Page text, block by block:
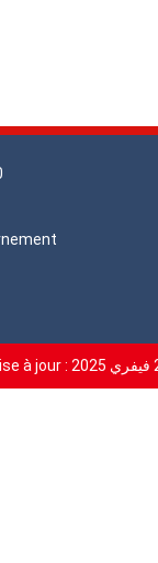
à jour :